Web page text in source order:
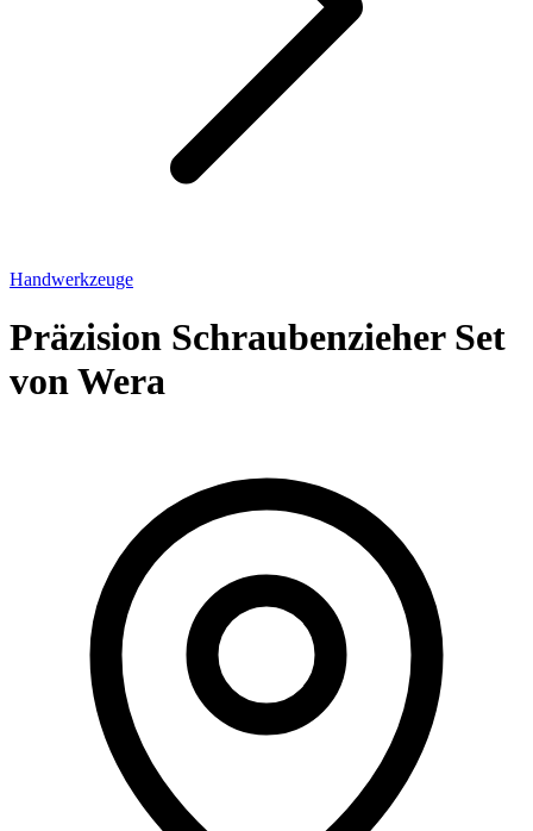
Handwerkzeuge
Präzision Schraubenzieher Set
von Wera